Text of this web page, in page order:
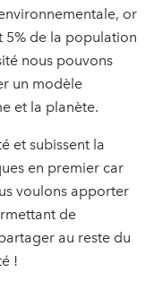
or
5% de la population
nous pouvons
un modèle
et la planète.
et subissent la
en premier car
voulons apporter
de
au reste du
!